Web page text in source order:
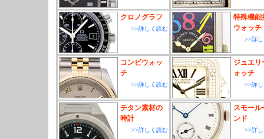
クロノグラフ
>>詳しく読む
特殊機能
ウォッチ
>>詳
コンビウォッ
チ
>>詳しく読む
ジュエリ
ォッチ
>>詳
チタン素材の
時計
>>詳しく読む
スモール
ンド
>>詳